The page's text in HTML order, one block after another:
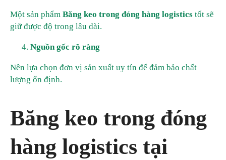
Một sản phẩm Băng keo trong đóng hàng logistics tốt sẽ
giữ được độ trong lâu dài.
Nguồn gốc rõ ràng
Nên lựa chọn đơn vị sản xuất uy tín để đảm bảo chất
lượng ổn định.
Băng keo trong đóng
hàng logistics tại